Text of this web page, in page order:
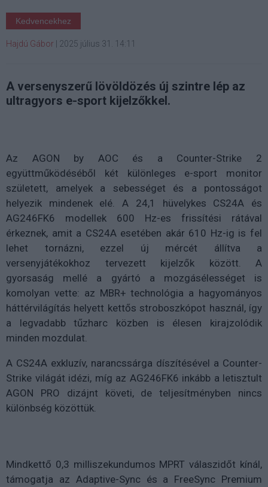
Kedvencekhez
Hajdú Gábor 2025 július 31. 14:11
A versenyszerű lövöldözés új szintre lép az
ultragyors e-sport kijelzőkkel.
Az AGON by AOC és a Counter-Strike 2
együttműködéséből két különleges e-sport monitor
született, amelyek a sebességet és a pontosságot
helyezik mindenek elé. A 24,1 hüvelykes CS24A és
AG246FK6 modellek 600 Hz-es frissítési rátával
érkeznek, amit a CS24A esetében akár 610 Hz-ig is fel
lehet tornázni, ezzel új mércét állítva a
versenyjátékokhoz tervezett kijelzők között. A
gyorsaság mellé a gyártó a mozgásélességet is
komolyan vette: az MBR+ technológia a hagyományos
háttérvilágítás helyett kettős stroboszkópot használ, így
a legvadabb tűzharc közben is élesen kirajzolódik
minden mozdulat.
A CS24A exkluzív, narancssárga díszítésével a Counter-
Strike világát idézi, míg az AG246FK6 inkább a letisztult
AGON PRO dizájnt követi, de teljesítményben nincs
különbség közöttük.
Mindkettő 0,3 milliszekundumos MPRT válaszidőt kínál,
támogatja az Adaptive-Sync és a FreeSync Premium